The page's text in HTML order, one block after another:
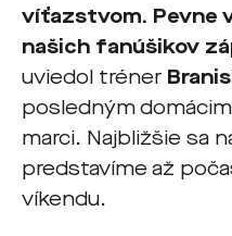
víťazstvom. Pevne
našich fanúšikov
uviedol tréner
posledným
marci. Najbližšie sa
predstavíme až
víkendu.